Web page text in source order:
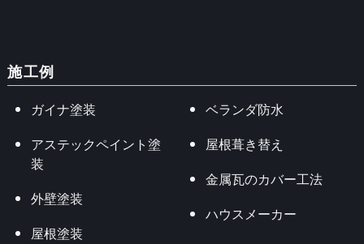
施工例
ガイナ塗装
アステックペイント塗
装
外壁塗装
屋根塗装
ベランダ防水
屋根葺き替え
金属瓦のカバー工法
ハウスメーカー